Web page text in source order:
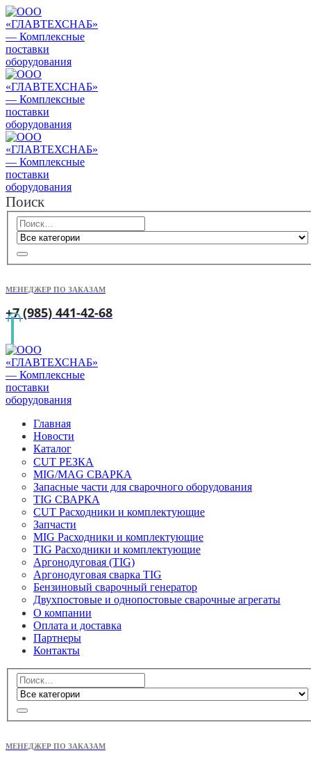
Поиск
МЕНЕДЖЕР ПО ЗАКАЗАМ
+7 (985) 441-42-68
Главная
Новости
Каталог
CUT РЕЗКА
MIG/MAG СВАРКА
Запасные части для сварочного оборудования
TIG СВАРКА
CUT Расходники и комплектующие
Запчасти
MIG Расходники и комплектующие
TIG Расходники и комплектующие
Аргонодуговая (TIG)
Аргонодуговая сварка TIG
Бензиновый сварочный генератор
Двухпостовые и однопостовые сварочные агрегаты
О компании
Оплата и доставка
Партнеры
Контакты
МЕНЕДЖЕР ПО ЗАКАЗАМ